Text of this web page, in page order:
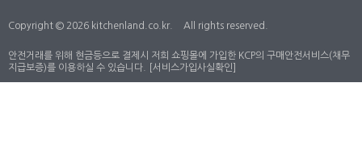
Copyright © 2026 kitchenland.co.kr. All rights reserved.
안전거래를 위해 현금등으로 결제시 저희 쇼핑몰에 가입한 KCP의 구매안전서비스(채무
지급보증)를 이용하실 수 있습니다.
[서비스가입사실확인]